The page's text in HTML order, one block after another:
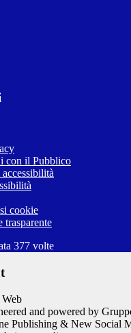
con il Pubblico
cookie
trasparente
377 volte
and powered by
Publishing & New Social